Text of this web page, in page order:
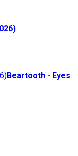
Beartooth - Eyes